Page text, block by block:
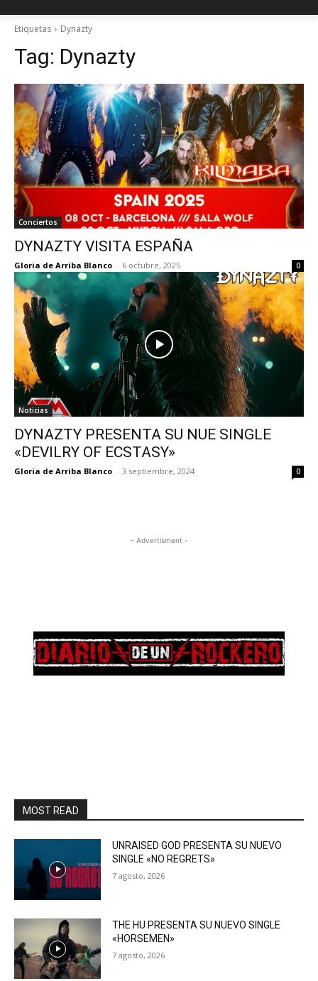
Etiquetas Dynazty
Tag: Dynazty
Conciertos
DYNAZTY VISITA ESPAÑA
Gloria de Arriba Blanco - 6 octubre, 2025 0
Noticias
DYNAZTY PRESENTA SU NUE SINGLE
«DEVILRY OF ECSTASY»
Gloria de Arriba Blanco - 3 septiembre, 2024 0
- Advertisment -
MOST READ
UNRAISED GOD PRESENTA SU NUEVO
SINGLE «NO REGRETS»
7 agosto, 2026
THE HU PRESENTA SU NUEVO SINGLE
«HORSEMEN»
7 agosto, 2026